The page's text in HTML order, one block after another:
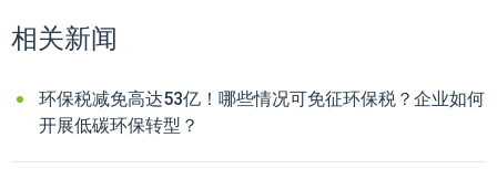
相关新闻
环保税减免高达53亿！哪些情况可免征环保税？企业如何
开展低碳环保转型？